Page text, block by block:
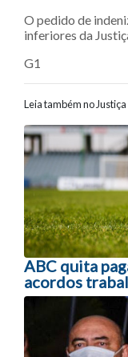
O pedido de
inferiores da
G1
Leia também no
ABC quita
acordos